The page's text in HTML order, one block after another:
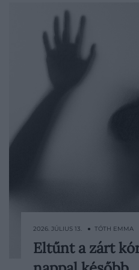
1978 decemberében
2026. JÚLIUS 13. ● TÓTH EMMA
Eltűnt a zárt